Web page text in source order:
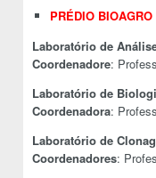
PRÉDIO BIOAGRO
Laboratório de
Coordenadore:
Laboratório de
Coordenadora:
Laboratório de
Coordenadores: